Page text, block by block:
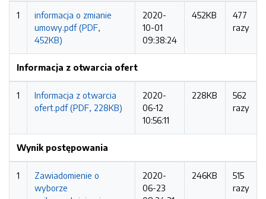
1
informacja o zmianie
umowy.pdf (PDF,
452KB)
2020-
10-01
09:38:24
452KB
477
razy
Informacja z otwarcia ofert
1
Informacja z otwarcia
ofert.pdf (PDF, 228KB)
2020-
06-12
10:56:11
228KB
562
razy
Wynik postępowania
1
Zawiadomienie o
wyborze
2020-
06-23
246KB
515
razy